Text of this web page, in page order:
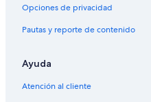
Vuelos de Minneapolis (MSP) a
Vuelos de Monterrey (MTY) a
Vuelos de Myrtle Beach (MYR)
Opciones de privacidad
Pautas y reporte de contenido
Ayuda
Atención al cliente